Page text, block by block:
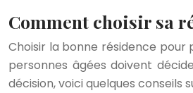
Comment choisir sa
Choisir la bonne résidence pour
personnes âgées doivent
décision, voici quelques conseils